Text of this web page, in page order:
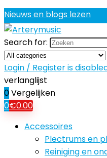
Nieuws en blogs lezen
Search for:
Login / Register is
verlanglijst
0Vergelijken
0€0.00
Accessoires
Plectrums en
Reiniging en